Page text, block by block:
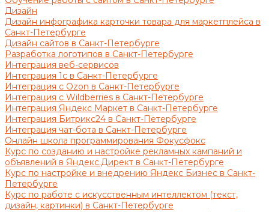
Дизайн
Дизайн инфографика карточки товара для маркетплейса в
Санкт-Петербурге
Дизайн сайтов в Санкт-Петербурге
Разработка логотипов в Санкт-Петербурге
Интеграция веб-сервисов
Интеграция 1с в Санкт-Петербурге
Интеграция с Ozon в Санкт-Петербурге
Интеграция с Wildberries в Санкт-Петербурге
Интеграция Яндекс Маркет в Санкт-Петербурге
Интеграция Битрикс24 в Санкт-Петербурге
Интеграция чат-бота в Санкт-Петербурге
Онлайн школа программирования Фокусфокс
Курс по созданию и настройке рекламных кампаний и
объявлений в Яндекс.Директ в Санкт-Петербурге
Курс по настройке и внедрению Яндекс Бизнес в Санкт-
Петербурге
Курс по работе с искусственным интеллектом (текст,
дизайн, картинки) в Санкт-Петербурге